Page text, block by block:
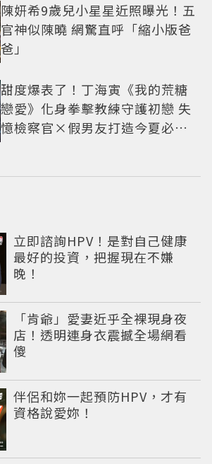
陳妍希9歲兒小星星近照曝光！五
官神似陳曉 網驚直呼「縮小版爸
爸」
甜度爆表了！丁海寅《我的荒糖
戀愛》化身拳擊教練守護初戀 失
憶檢察官×假男友打造今夏必看
立即諮詢HPV！是對自己健康
最好的投資，把握現在不嫌
晚！
「肯爺」愛妻近乎全裸現身夜
店！透明連身衣震撼全場網看
傻
伴侶和妳一起預防HPV，才有
資格說愛妳！